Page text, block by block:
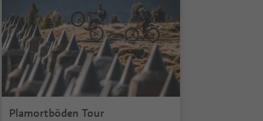
Plamortböden Tour